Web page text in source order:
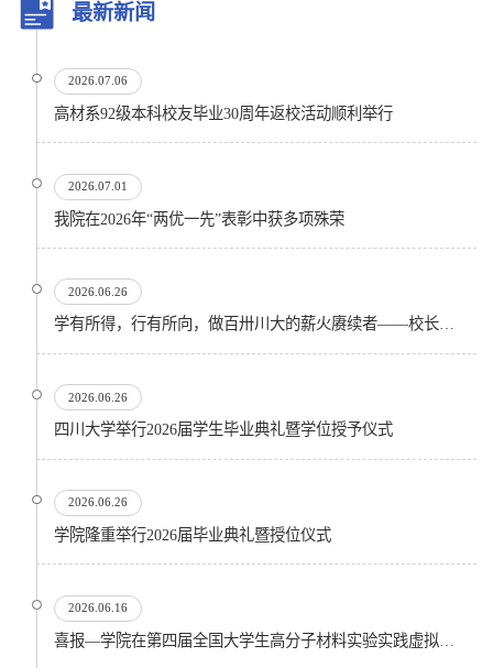
最新新闻
2026.07.06
高材系92级本科校友毕业30周年返校活动顺利举行
2026.07.01
我院在2026年“两优一先”表彰中获多项殊荣
2026.06.26
学有所得，行有所向，做百卅川大的薪火赓续者——校长汪劲松在四川大学2026届学生毕业典礼上的...
2026.06.26
四川大学举行2026届学生毕业典礼暨学位授予仪式
2026.06.26
​学院隆重举行2026届毕业典礼暨授位仪式
2026.06.16